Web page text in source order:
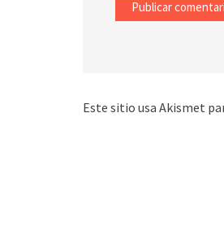
Este sitio usa Akismet